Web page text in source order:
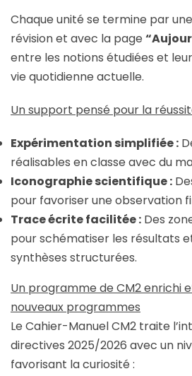
Chaque unité se termine par
révision et avec la page
entre les notions étudiées et
vie quotidienne actuelle.
Un support pensé pour la
Expérimentation simplifiée :
réalisables en classe avec du
Iconographie scientifique :
pour favoriser une observation
Trace écrite facilitée : Des
pour schématiser les résultats
synthèses structurées.
Un programme de CM2 enrichi
nouveaux programmes
Le Cahier-Manuel CM2 traite
directives 2025/2026 avec un
favorisant la curiosité :